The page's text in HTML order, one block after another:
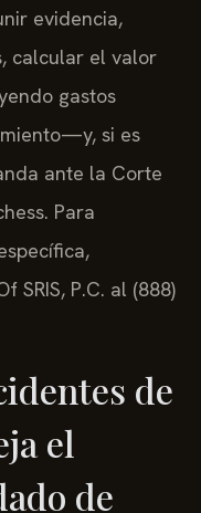
evidencia,
calcular el valor
gastos
si es
ante la Corte
Para
SRIS, P.C. al (888)
de
el
de